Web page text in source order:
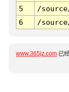
5
/
6
/
www.365jz.com 已